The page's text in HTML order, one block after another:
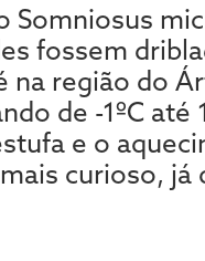
Somniosus
fossem
na região do
de -1ºC até
e o
curioso, já